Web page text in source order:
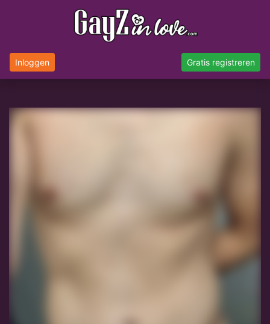
Inloggen Gratis registreren